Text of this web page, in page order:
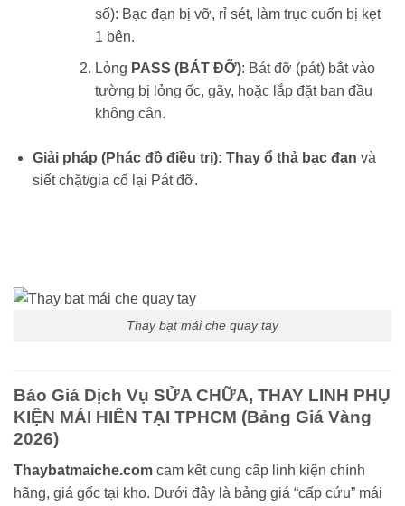
số): Bạc đạn bị vỡ, rỉ sét, làm trục cuốn bị kẹt
1 bên.
Lỏng PASS (BÁT ĐỠ): Bát đỡ (pát) bắt vào
tường bị lỏng ốc, gãy, hoặc lắp đặt ban đầu
không cân.
Giải pháp (Phác đồ điều trị): Thay ổ thả bạc đạn và
siết chặt/gia cố lại Pát đỡ.
Thay bạt mái che quay tay
Báo Giá Dịch Vụ SỬA CHỮA, THAY LINH PHỤ
KIỆN MÁI HIÊN TẠI TPHCM (Bảng Giá Vàng
2026)
Thaybatmaiche.com cam kết cung cấp linh kiện chính
hãng, giá gốc tại kho. Dưới đây là bảng giá “cấp cứu” mái